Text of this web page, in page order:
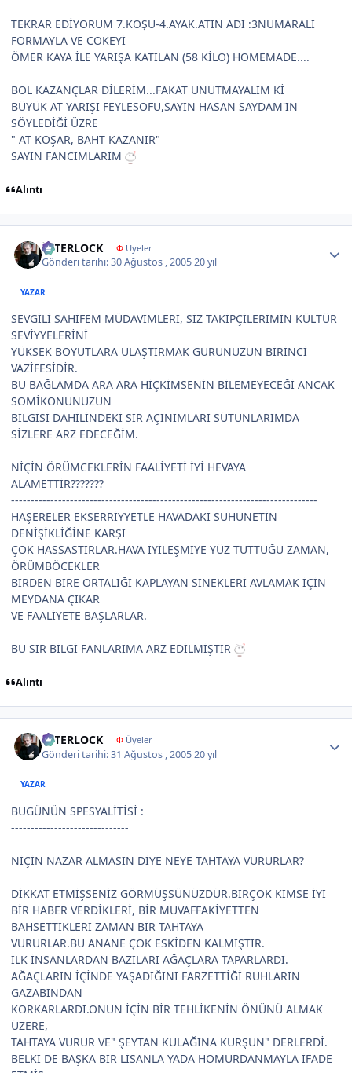
TEKRAR EDİYORUM 7.KOŞU-4.AYAK.ATIN ADI :3NUMARALI
FORMAYLA VE COKEYİ
ÖMER KAYA İLE YARIŞA KATILAN (58 KİLO) HOMEMADE....
BOL KAZANÇLAR DİLERİM...FAKAT UNUTMAYALIM Kİ
BÜYÜK AT YARIŞI FEYLESOFU,SAYIN HASAN SAYDAM'IN
SÖYLEDİĞİ ÜZRE
" AT KOŞAR, BAHT KAZANIR"
SAYIN FANCIMLARIM
Alıntı
İNTERLOCK ΦÜyeler
Gönderi tarihi:30 Ağustos , 200520 yıl
YAZAR
SEVGİLİ SAHİFEM MÜDAVİMLERİ, SİZ TAKİPÇİLERİMİN KÜLTÜR
SEVİYYELERİNİ
YÜKSEK BOYUTLARA ULAŞTIRMAK GURUNUZUN BİRİNCİ
VAZİFESİDİR.
BU BAĞLAMDA ARA ARA HİÇKİMSENİN BİLEMEYECEĞİ ANCAK
SOMİKONUNUZUN
BİLGİSİ DAHİLİNDEKİ SIR AÇINIMLARI SÜTUNLARIMDA
SİZLERE ARZ EDECEĞİM.
NİÇİN ÖRÜMCEKLERİN FAALİYETİ İYİ HEVAYA
ALAMETTİR???????
------------------------------------------------------------------------------
HAŞERELER EKSERRİYYETLE HAVADAKİ SUHUNETİN
DENİŞİKLİĞİNE KARŞI
ÇOK HASSASTIRLAR.HAVA İYİLEŞMİYE YÜZ TUTTUĞU ZAMAN,
ÖRÜMBÖCEKLER
BİRDEN BİRE ORTALIĞI KAPLAYAN SİNEKLERİ AVLAMAK İÇİN
MEYDANA ÇIKAR
VE FAALİYETE BAŞLARLAR.
BU SIR BİLGİ FANLARIMA ARZ EDİLMİŞTİR
Alıntı
İNTERLOCK ΦÜyeler
Gönderi tarihi:31 Ağustos , 200520 yıl
YAZAR
BUGÜNÜN SPESYALİTİSİ :
------------------------------
NİÇİN NAZAR ALMASIN DİYE NEYE TAHTAYA VURURLAR?
DİKKAT ETMİŞSENİZ GÖRMÜŞSÜNÜZDÜR.BİRÇOK KİMSE İYİ
BİR HABER VERDİKLERİ, BİR MUVAFFAKİYETTEN
BAHSETTİKLERİ ZAMAN BİR TAHTAYA
VURURLAR.BU ANANE ÇOK ESKİDEN KALMIŞTIR.
İLK İNSANLARDAN BAZILARI AĞAÇLARA TAPARLARDI.
AĞAÇLARIN İÇİNDE YAŞADIĞINI FARZETTİĞİ RUHLARIN
GAZABINDAN
KORKARLARDI.ONUN İÇİN BİR TEHLİKENİN ÖNÜNÜ ALMAK
ÜZERE,
TAHTAYA VURUR VE" ŞEYTAN KULAĞINA KURŞUN" DERLERDİ.
BELKİ DE BAŞKA BİR LİSANLA YADA HOMURDANMAYLA İFADE